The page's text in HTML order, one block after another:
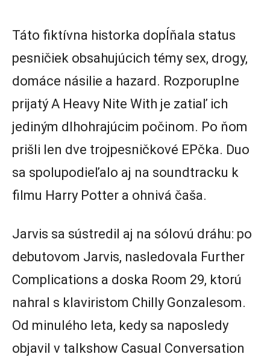
Táto fiktívna historka dopĺňala status
pesničiek obsahujúcich témy sex, drogy,
domáce násilie a hazard. Rozporuplne
prijatý A Heavy Nite With je zatiaľ ich
jediným dlhohrajúcim počinom. Po ňom
prišli len dve trojpesničkové EPčka. Duo
sa spolupodieľalo aj na soundtracku k
filmu Harry Potter a ohnivá čaša.
Jarvis sa sústredil aj na sólovú dráhu: po
debutovom Jarvis, nasledovala Further
Complications a doska Room 29, ktorú
nahral s klaviristom Chilly Gonzalesom.
Od minulého leta, kedy sa naposledy
objavil v talkshow Casual Conversation